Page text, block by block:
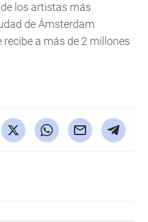
los artistas más
de Ámsterdam
a más de 2 millones